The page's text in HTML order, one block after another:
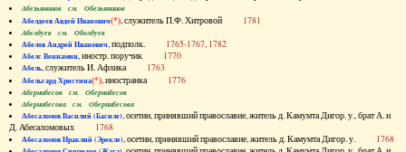
Абезьянинов см. Обезьянинов
Абелдеев Авдей Иванович(*), служитель П.Ф. Хитровой 1781
Абелдуев см. Оболдуев
Абелов Андрей Иванович, подполк. 1765-1767, 1782
Абелс Вениамин, иностр. поручик 1770
Абель, служитель И. Афлика 1763
Абельгард Христина(*), иностранка 1776
Абернибесов см. Обернибесов
Абернибесова см. Обернибесова
Абесаломов Василий (Басиле), осетин, принявший православие, житель д. Камумта Дигор. у., брат А. и
Д. Абесаломовых 1768
Абесаломов Ираклий (Эрекле), осетин, принявший православие, житель д. Камумта Дигор. у. 1768